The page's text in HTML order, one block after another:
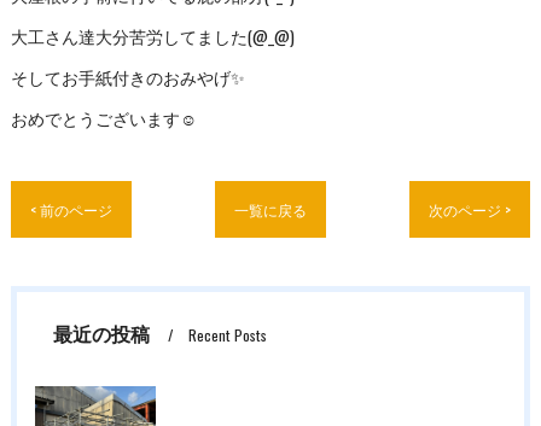
大工さん達大分苦労してました(@_@)
そしてお手紙付きのおみやげ✨
おめでとうございます☺️
< 前のページ 一覧に戻る 次のページ >
最近の投稿 Recent Posts